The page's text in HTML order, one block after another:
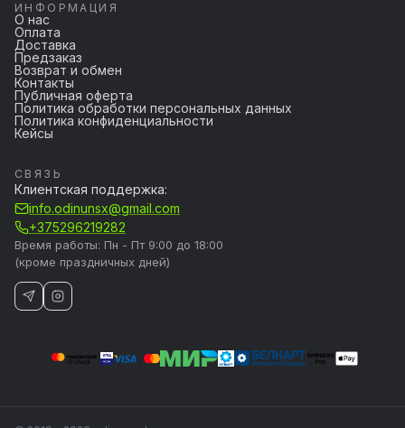
ИНФОРМАЦИЯ
О нас
Оплата
Доставка
Предзаказ
Возврат и обмен
Контакты
Публичная оферта
Политика обработки персональных данных
Политика конфиденциальности
Кейсы
СВЯЗЬ
Клиентская поддержка:
info.odinunsx@gmail.com
+375296219282
Время работы: Пн - Пт 9:00 до 18:00
(кроме праздничных дней)